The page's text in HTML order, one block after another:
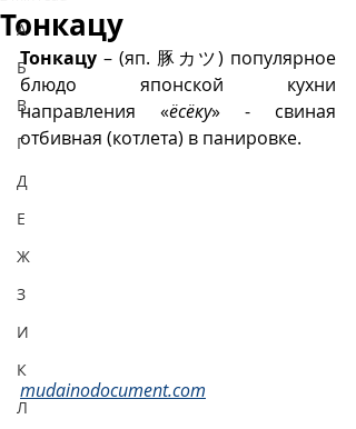
А
Б
В
Г
Д
Е
Ж
З
И
К
Л
Тонкацу
Тонкацу – (яп. 豚カツ) популярное
блюдо японской кухни
направления «ëсëку» - свиная
отбивная (котлета) в панировке.
mudainodocument.com